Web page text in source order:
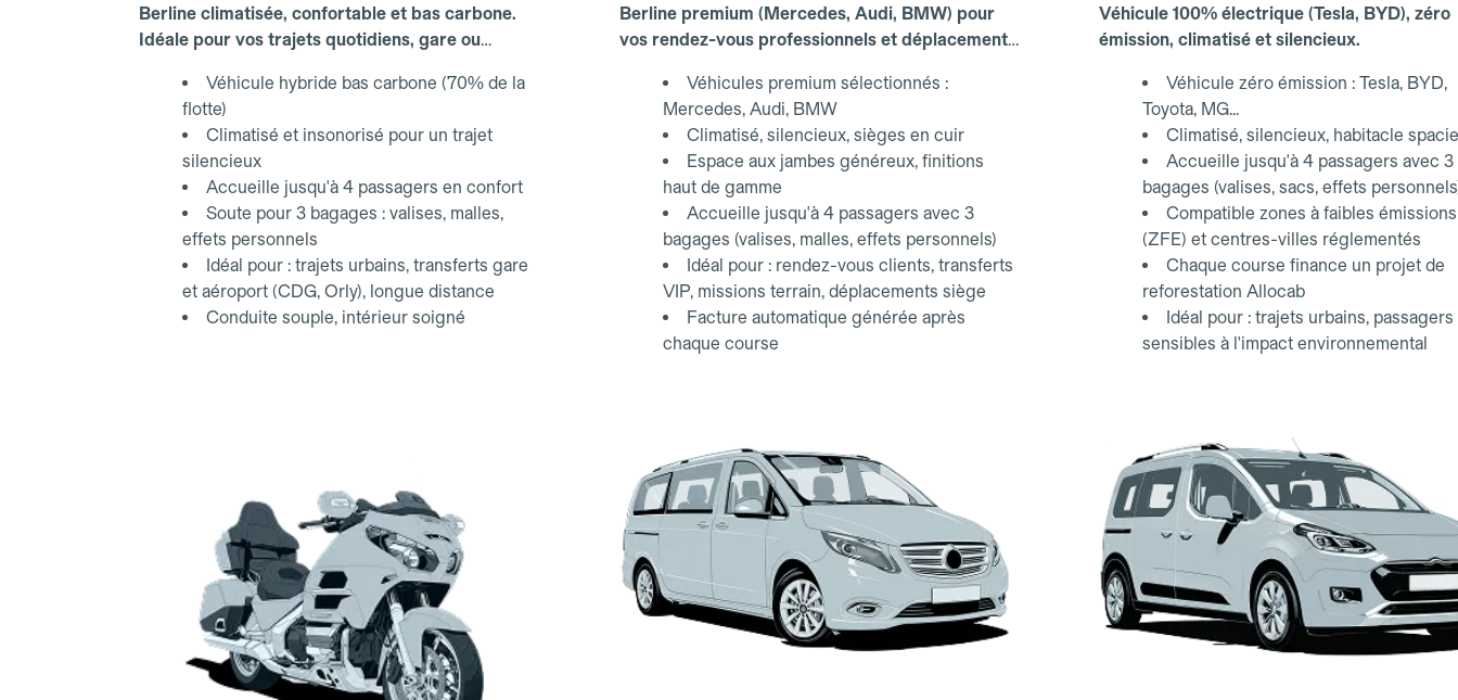
Berline climatisée, confortable et bas carbone.
Idéale pour vos trajets quotidiens, gare ou
Véhicule hybride bas carbone (70% de la
flotte)
Climatisé et insonorisé pour un trajet
silencieux
Accueille jusqu'à 4 passagers en confort
Soute pour 3 bagages : valises, malles,
effets personnels
Idéal pour : trajets urbains, transferts gare
et aéroport (CDG, Orly), longue distance
Conduite souple, intérieur soigné
Berline premium (Mercedes, Audi, BMW) pour
vos rendez-vous professionnels et déplacements
Véhicules premium sélectionnés :
Mercedes, Audi, BMW
Climatisé, silencieux, sièges en cuir
Espace aux jambes généreux, finitions
haut de gamme
Accueille jusqu'à 4 passagers avec 3
bagages (valises, malles, effets personnels)
Idéal pour : rendez-vous clients, transferts
VIP, missions terrain, déplacements siège
Facture automatique générée après
chaque course
Véhicule 100% électrique (Tesla, BYD), zéro
émission, climatisé et silencieux.
Véhicule zéro émission : Tesla, BYD,
Toyota, MG...
Climatisé, silencieux, habitacle
Accueille jusqu'à 4 passagers avec 3
bagages (valises, sacs, effets
Compatible zones à faibles émissions
(ZFE) et centres-villes réglementés
Chaque course finance un projet de
reforestation Allocab
Idéal pour : trajets urbains, passagers
sensibles à l'impact environnemental